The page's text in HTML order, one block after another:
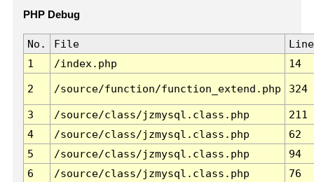
PHP Debug
No. File
Line
1
/index.php 14
2 /source/function/function_extend.php 324
3 /source/class/jzmysql.class.php
211
4
/source/class/jzmysql.class.php
62
5
/source/class/jzmysql.class.php
94
6
/source/class/jzmysql.class.php 76